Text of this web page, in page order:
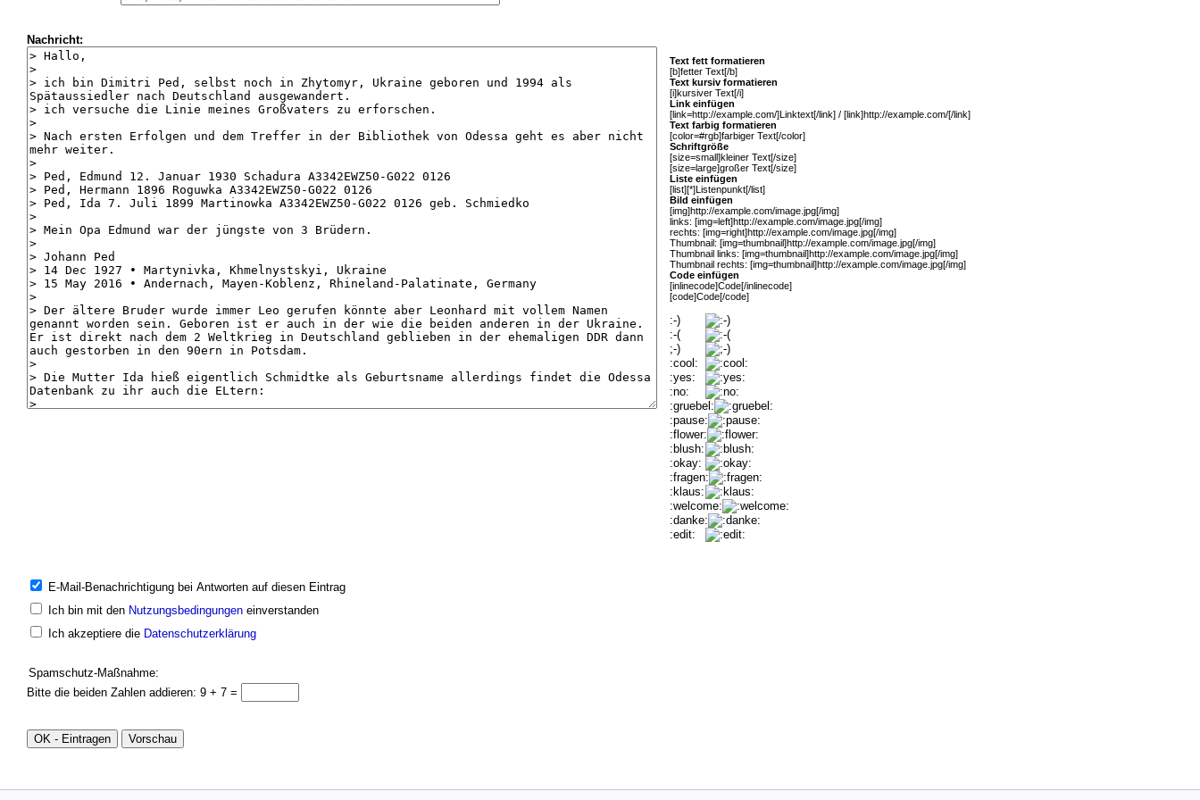
Nachricht:
Text fett formatieren
[b]fetter Text[/b]
Text kursiv formatieren
[i]kursiver Text[/i]
Link einfügen
[link=http://example.com/]Linktext[/link] / [link]http://example.com/[/link]
Text farbig formatieren
[color=#rgb]farbiger Text[/color]
Schriftgröße
[size=small]kleiner Text[/size]
[size=large]großer Text[/size]
Liste einfügen
[list][*]Listenpunkt[/list]
Bild einfügen
[img]http://example.com/image.jpg[/img]
links: [img=left]http://example.com/image.jpg[/img]
rechts: [img=right]http://example.com/image.jpg[/img]
Thumbnail: [img=thumbnail]http://example.com/image.jpg[/img]
Thumbnail links: [img=thumbnail]http://example.com/image.jpg[/img]
Thumbnail rechts: [img=thumbnail]http://example.com/image.jpg[/img]
Code einfügen
[inlinecode]Code[/inlinecode]
[code]Code[/code]
:-)
:-(
;-)
:cool:
:yes:
:no:
:gruebel:
:pause:
:flower:
:blush:
:okay:
:fragen:
:klaus:
:welcome:
:danke:
:edit:
E-Mail-Benachrichtigung bei Antworten auf diesen Eintrag
Ich bin mit den Nutzungsbedingungeneinverstanden
Ich akzeptiere die Datenschutzerklärung
Spamschutz-Maßnahme:
Bitte die beiden Zahlen addieren: 9 + 7 =